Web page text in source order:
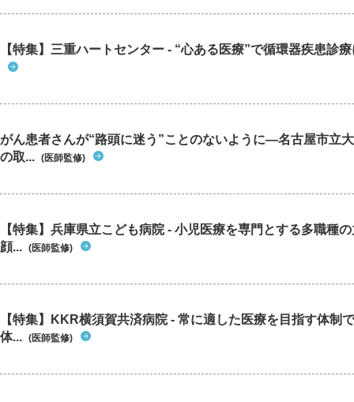
【特集】三重ハートセンター - “心ある医療”で循環器疾患診
がん患者さんが“路頭に迷う”ことのないように―名古屋市立
の取... (医師監修)
【特集】兵庫県立こども病院 - 小児医療を専門とする多職種
顔... (医師監修)
【特集】KKR横須賀共済病院 - 常に適した医療を目指す体制
体... (医師監修)